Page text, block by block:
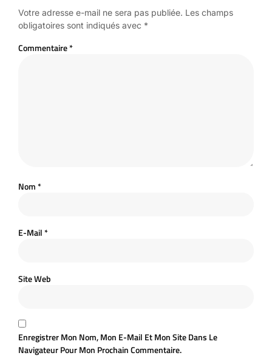
Votre adresse e-mail ne sera pas publiée. Les champs
obligatoires sont indiqués avec *
Commentaire*
Nom*
E-Mail*
Site Web
Enregistrer Mon Nom, Mon E-Mail Et Mon Site Dans Le
Navigateur Pour Mon Prochain Commentaire.